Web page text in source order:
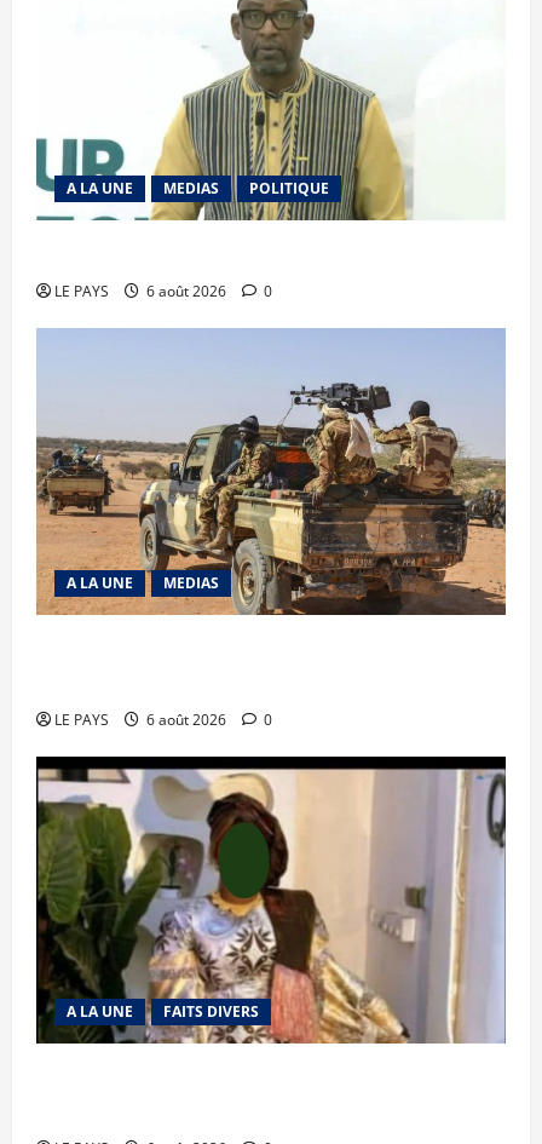
A LA UNE MEDIAS POLITIQUE
LE PAYS 6 août 2026 0
A LA UNE MEDIAS
LE PAYS 6 août 2026 0
A LA UNE FAITS DIVERS